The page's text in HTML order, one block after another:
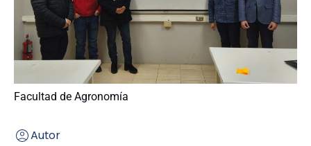
Facultad de Agronomía
Autor